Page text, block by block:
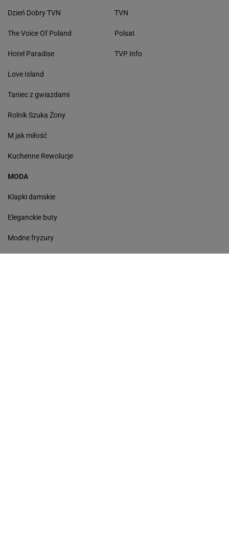
Dzień Dobry TVN
The Voice Of Poland
Hotel Paradise
Love Island
Taniec z gwiazdami
Rolnik Szuka Żony
M jak miłość
Kuchenne Rewolucje
TVN
Polsat
TVP Info
MODA
Klapki damskie
Eleganckie buty
Modne fryzury